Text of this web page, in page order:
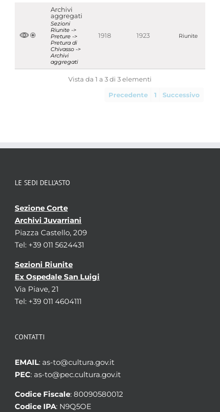
Archivi
aggregati
Sezioni
Riunite ->
Preture ->
Pretura di
Chivasso ->
Archivi
aggregati
1918 1923 Riunite
Vista da 1 a 3 di 3 elementi
Precedente 1 Successivo
LE SEDI DELL’ASTO
Sezione Corte
Archivi Juvarriani
Piazza Castello, 209
Tel: +39 011 5624431
Sezioni Riunite
Ex Ospedale San Luigi
Via Piave, 21
Tel: +39 011 4604111
CONTATTI
EMAIL: as-to@cultura.gov.it
PEC: as-to@pec.cultura.gov.it
Codice Fiscale: 80090580012
Codice IPA: N9Q5OE